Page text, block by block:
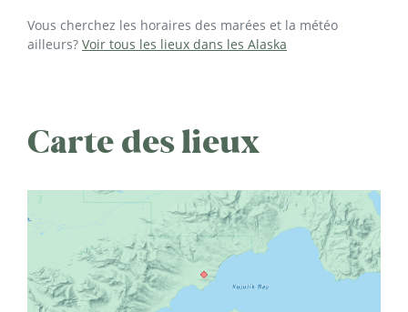
Vous cherchez les horaires des marées et la météo
ailleurs? Voir tous les lieux dans les Alaska
Carte des lieux